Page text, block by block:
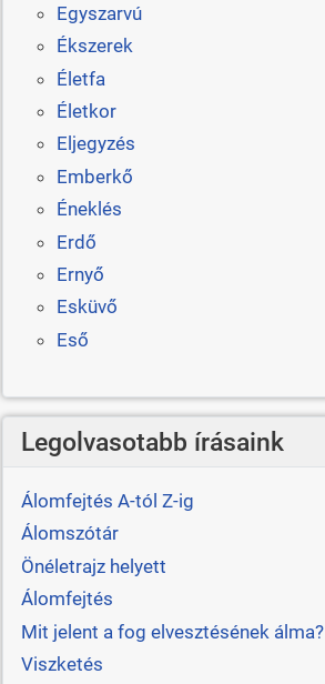
Egyszarvú
Ékszerek
Életfa
Életkor
Eljegyzés
Emberkő
Éneklés
Erdő
Ernyő
Esküvő
Eső
Legolvasotabb írásaink
Álomfejtés A-tól Z-ig
Álomszótár
Önéletrajz helyett
Álomfejtés
Mit jelent a fog elvesztésének álma?
Viszketés